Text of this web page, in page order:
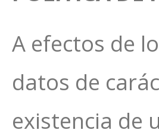
A efectos de
datos de
existencia de